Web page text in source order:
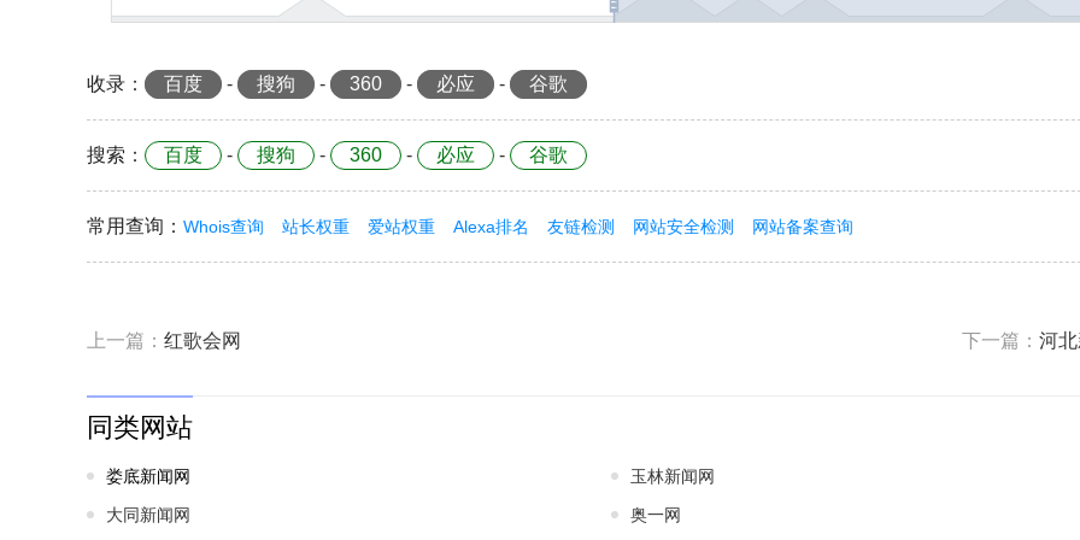
收录 ： 百度 - 搜狗 - 360 - 必应 - 谷歌
搜索 ： 百度 - 搜狗 - 360 - 必应 - 谷歌
常用查询 ： Whois查询 站长权重 爱站权重 Alexa排名 友链检测 网站安全检测 网站备案查询
上一篇： 红歌会网 下一篇： 河
同类网站
娄底新闻网
玉林新闻网
大同新闻网
奥一网